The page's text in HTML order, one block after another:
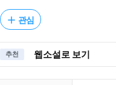
관심
추천 웹소설로 보기